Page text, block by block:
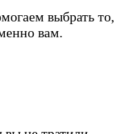
выбрать то,
вам.